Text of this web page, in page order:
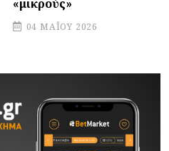
«μικρούς»
04 ΜΑΪ́ΟΥ 2026